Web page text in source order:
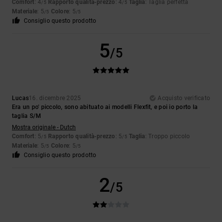
Comfort: 4/5 Rapporto qualità-prezzo : 4/5 Taglia: Taglia perfetta
Materiale: 5/5 Colore: 5/5
Consiglio questo prodotto
5/5
Lucas16. dicembre 2025
Acquisto verificato
Era un po' piccolo, sono abituato ai modelli Flexfit, e poi io porto la
taglia S/M
Mostra originale - Dutch
Comfort: 5/5 Rapporto qualità-prezzo : 5/5 Taglia: Troppo piccolo
Materiale: 5/5 Colore: 5/5
Consiglio questo prodotto
2/5